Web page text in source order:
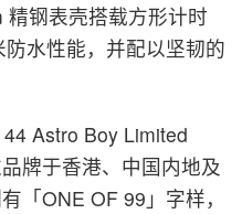
钢表壳搭载方形计时
水性能，并配以坚韧的
Astro Boy Limited
牌于香港、中国内地及
「ONE OF 99」字样，